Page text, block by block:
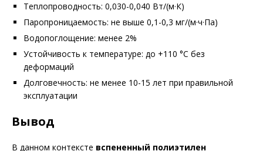
Теплопроводность: 0,030-0,040 Вт/(м·К)
Паропроницаемость: не выше 0,1-0,3 мг/(м·ч·Па)
Водопоглощение: менее 2%
Устойчивость к температуре: до +110 °C без
деформаций
Долговечность: не менее 10-15 лет при правильной
эксплуатации
Вывод
В данном контексте вспененный полиэтилен